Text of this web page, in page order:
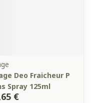
Deo Fraicheur P
Spray 125ml
€